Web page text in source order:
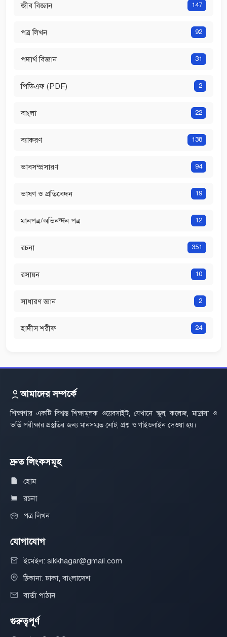
জীব বিজ্ঞান 147
পত্র লিখন 92
পদার্থ বিজ্ঞান 31
পিডিএফ (PDF) 2
বাংলা 22
ব্যাকরণ 138
ভাবসম্প্রসারণ 94
ভাষণ ও প্রতিবেদন 19
মানপত্র/অভিনন্দন পত্র 12
রচনা 351
রসায়ন 10
সাধারণ জ্ঞান 2
হাদীস শরীফ 24
আমাদের সম্পর্কে
শিক্ষাগার একটি বিশ্বস্ত শিক্ষামূলক ওয়েবসাইট, যেখানে স্কুল, কলেজ, মাদ্রাসা ও
ভর্তি পরীক্ষার প্রস্তুতির জন্য মানসম্মত নোট, প্রশ্ন ও গাইডলাইন দেওয়া হয়।
দ্রুত লিংকসমূহ
হোম
রচনা
পত্র লিখন
যোগাযোগ
ইমেইল: sikkhagar@gmail.com
ঠিকানা: ঢাকা, বাংলাদেশ
বার্তা পাঠান
গুরুত্বপূর্ণ